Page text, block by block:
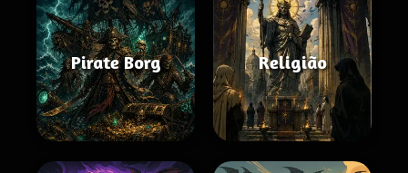
Pirate Borg Religião